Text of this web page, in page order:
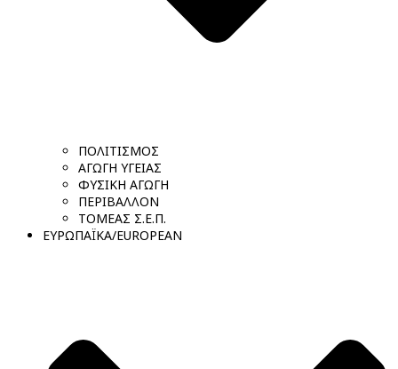
ΠΟΛΙΤΙΣΜΟΣ
ΑΓΩΓΗ ΥΓΕΙΑΣ
ΦΥΣΙΚΗ ΑΓΩΓΗ
ΠΕΡΙΒΑΛΛΟΝ
ΤΟΜΕΑΣ Σ.Ε.Π.
ΕΥΡΩΠΑΪΚΑ/EUROPEAN